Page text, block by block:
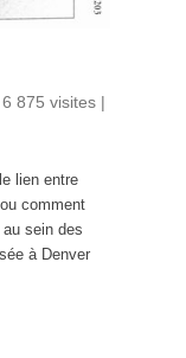
6 875 visites |
lien entre
ou comment
au sein des
à Denver